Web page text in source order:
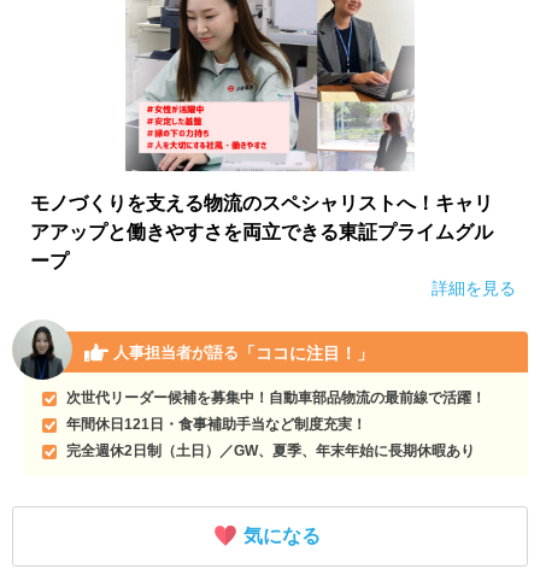
モノづくりを支える物流のスペシャリストへ！キャリ
アアップと働きやすさを両立できる東証プライムグル
ープ
詳細を見る
人事担当者が語る 「ココに注目！」
次世代リーダー候補を募集中！自動車部品物流の最前線で活躍！
年間休日121日・食事補助手当など制度充実！
完全週休2日制（土日）／GW、夏季、年末年始に長期休暇あり
気になる